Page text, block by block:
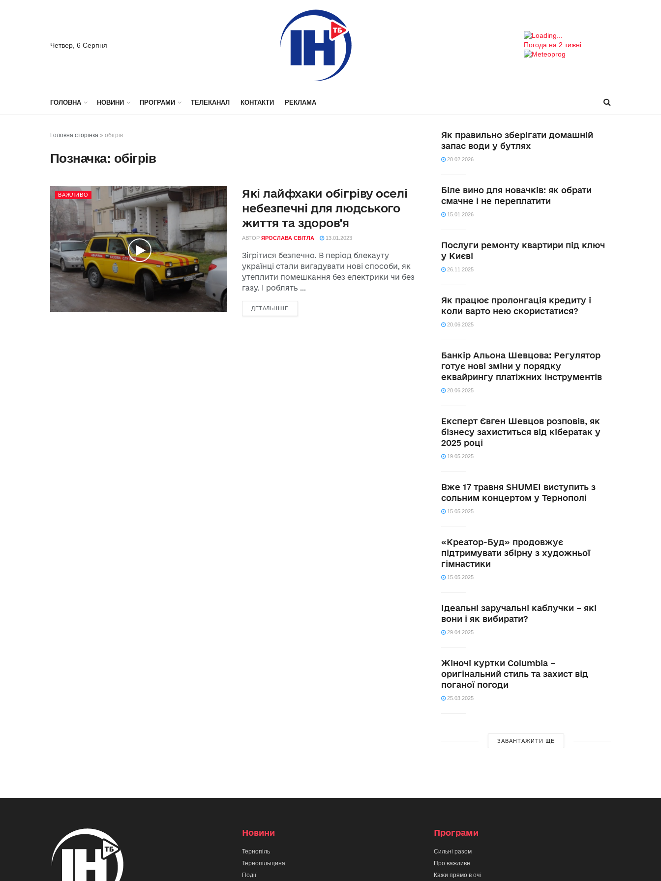
Четвер, 6 Серпня Погода на 2 тижні
ГОЛОВНА НОВИНИ ПРОГРАМИ ТЕЛЕКАНАЛ КОНТАКТИ РЕКЛАМА
Головна сторінка » обігрів
Позначка: обігрів
ВАЖЛИВО
Які лайфхаки обігріву оселі
небезпечні для людського
життя та здоров’я
АВТОР ЯРОСЛАВА СВІТЛА 13.01.2023
Зігрітися безпечно. В період блекауту
українці стали вигадувати нові способи, як
утеплити помешкання без електрики чи без
газу. І роблять ...
ДЕТАЛЬНІШЕ
Як правильно зберігати домашній
запас води у бутлях
20.02.2026
Біле вино для новачків: як обрати
смачне і не переплатити
15.01.2026
Послуги ремонту квартири під ключ
у Києві
26.11.2025
Як працює пролонгація кредиту і
коли варто нею скористатися?
20.06.2025
Банкір Альона Шевцова: Регулятор
готує нові зміни у порядку
еквайрингу платіжних інструментів
20.06.2025
Експерт Євген Шевцов розповів, як
бізнесу захиститься від кібератак у
2025 році
19.05.2025
Вже 17 травня SHUMEI виступить з
сольним концертом у Тернополі
15.05.2025
«Креатор-Буд» продовжує
підтримувати збірну з художньої
гімнастики
15.05.2025
Ідеальні заручальні каблучки – які
вони і як вибирати?
29.04.2025
Жіночі куртки Columbia –
оригінальний стиль та захист від
поганої погоди
25.03.2025
ЗАВАНТАЖИТИ ЩЕ
Новини
Тернопіль
Тернопільщина
Події
Програми
Сильні разом
Про важливе
Кажи прямо в очі